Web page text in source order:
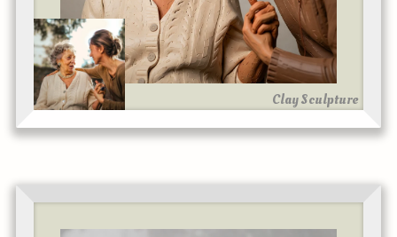
Clay Sculpture